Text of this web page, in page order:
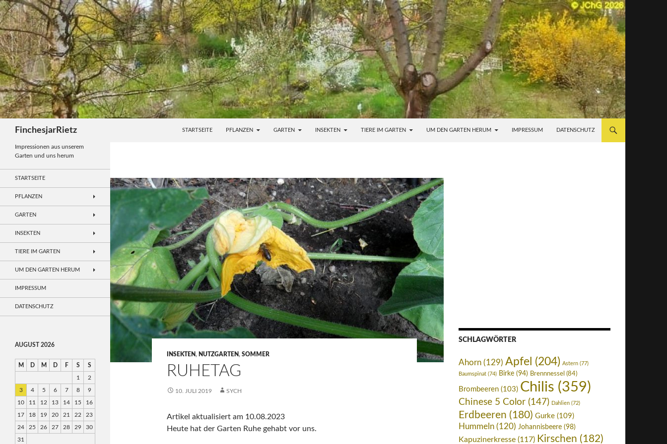
Zum
Inhalt
springen
FinchesjarRietz STARTSEITE PFLANZEN GARTEN INSEKTEN TIERE IM GARTEN UM DEN GARTEN HERUM IMPRESSUM DATENSCHUTZ
INSEKTEN, NUTZGARTEN, SOMMER
RUHETAG
10. JULI 2019 SYCH
Artikel aktualisiert am 10.08.2023
Heute hat der Garten Ruhe gehabt vor uns.
SCHLAGWÖRTER
Ahorn (129) Apfel (204) Astern (77)
Baumspinat (74) Birke (94) Brennnessel (84)
Brombeeren (103) Chilis (359)
Chinese 5 Color (147) Dahlien (72)
Erdbeeren (180) Gurke (109)
Hummeln (120) Johannisbeere (98)
Kapuzinerkresse (117) Kirschen (182)
Impressionen aus unserem
Garten und uns herum
STARTSEITE
PFLANZEN
GARTEN
INSEKTEN
TIERE IM GARTEN
UM DEN GARTEN HERUM
IMPRESSUM
DATENSCHUTZ
AUGUST 2026
M D M D F S S
1 2
3 4 5 6 7 8 9
10 11 12 13 14 15 16
17 18 19 20 21 22 23
24 25 26 27 28 29 30
31